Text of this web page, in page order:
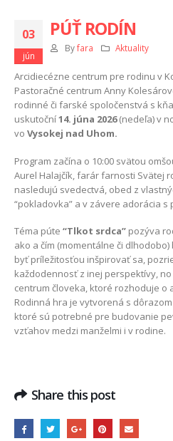
03
jún
PÚŤ RODÍN
By fara Aktuality
Arcidiecézne centrum pre rodinu v
Pastoračné centrum Anny
rodinné či farské spoločenstvá s
uskutoční14. júna 2026(nedeľa) v
vo Vysokej nad Uhom.
Program začína o 10:00 svätou
Aurel Halajčík, farár farnosti Svätej
nasledujú svedectvá, obed z
“pokladovka” a v závere adorácia s
Téma púte “Tlkot srdca” pozýva
ako a čím (momentálne či
byť príležitosťou inšpirovať sa,
každodennosť z inej perspektívy,
centrum človeka, ktoré rozhoduje o
Rodinná hra je vytvorená s
ktoré sú potrebné pre budovanie
vzťahov medzi manželmi i v rodine.
Share this post